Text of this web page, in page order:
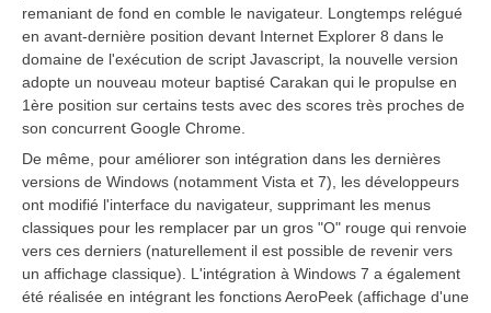
remaniant de fond en comble le navigateur. Longtemps relégué
en avant-dernière position devant Internet Explorer 8 dans le
domaine de l'exécution de script Javascript, la nouvelle version
adopte un nouveau moteur baptisé Carakan qui le propulse en
1ère position sur certains tests avec des scores très proches de
son concurrent Google Chrome.
De même, pour améliorer son intégration dans les dernières
versions de Windows (notamment Vista et 7), les développeurs
ont modifié l'interface du navigateur, supprimant les menus
classiques pour les remplacer par un gros "O" rouge qui renvoie
vers ces derniers (naturellement il est possible de revenir vers
un affichage classique). L'intégration à Windows 7 a également
été réalisée en intégrant les fonctions AeroPeek (affichage d'une